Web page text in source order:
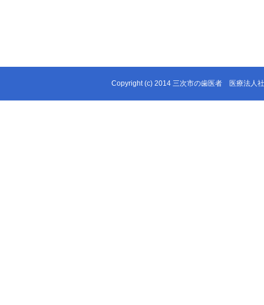
Copyright (c) 2014 三次市の歯医者 医療法人